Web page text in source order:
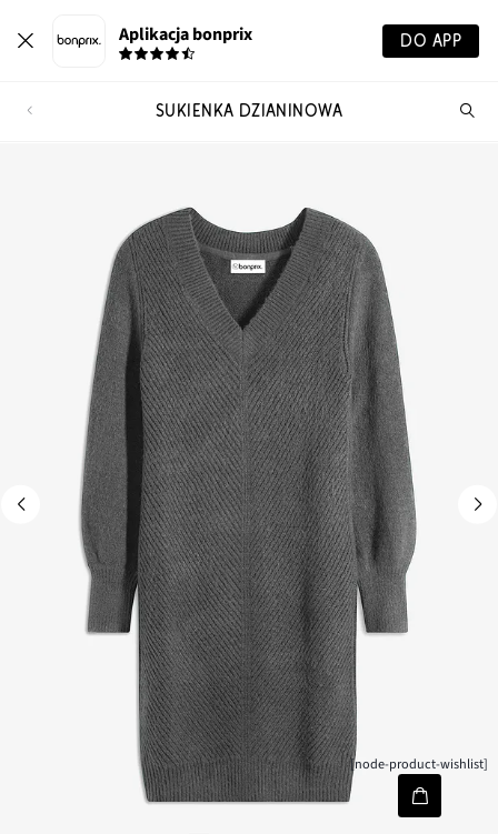
Aplikacja bonprix DO APP
SUKIENKA DZIANINOWA
[node-product-wishlist]